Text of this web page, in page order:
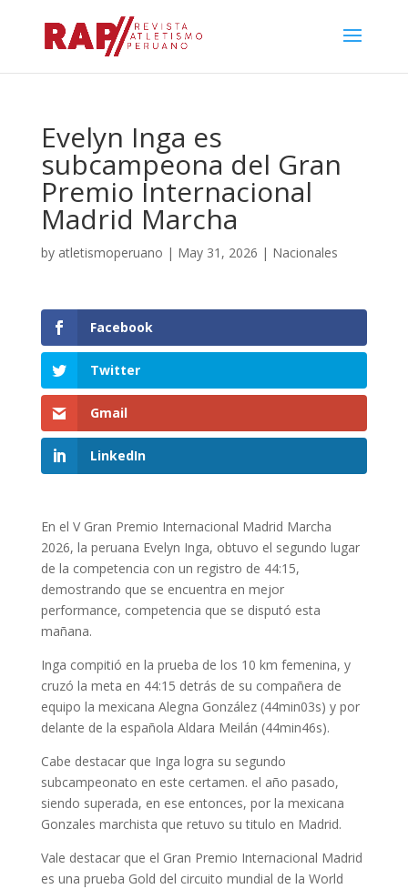
Evelyn Inga es
subcampeona del Gran
Premio Internacional
Madrid Marcha
by atletismoperuano | May 31, 2026 | Nacionales
Facebook
Twitter
Gmail
LinkedIn
En el V Gran Premio Internacional Madrid Marcha
2026, la peruana Evelyn Inga, obtuvo el segundo lugar
de la competencia con un registro de 44:15,
demostrando que se encuentra en mejor
performance, competencia que se disputó esta
mañana.
Inga compitió en la prueba de los 10 km femenina, y
cruzó la meta en 44:15 detrás de su compañera de
equipo la mexicana Alegna González (44min03s) y por
delante de la española Aldara Meilán (44min46s).
Cabe destacar que Inga logra su segundo
subcampeonato en este certamen. el año pasado,
siendo superada, en ese entonces, por la mexicana
Gonzales marchista que retuvo su titulo en Madrid.
Vale destacar que el Gran Premio Internacional Madrid
es una prueba Gold del circuito mundial de la World